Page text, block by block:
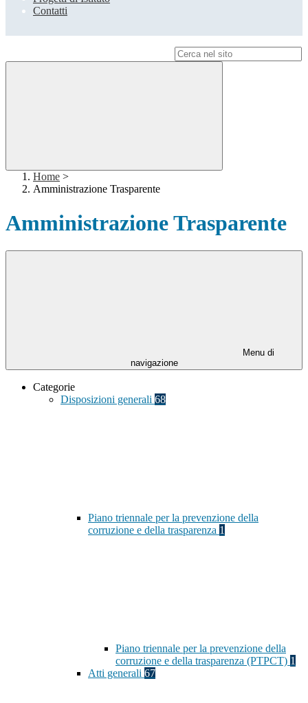
Contatti
Home >
Amministrazione Trasparente
Amministrazione Trasparente
Menu di
navigazione
Categorie
Disposizioni generali 68
Piano triennale per la prevenzione della
corruzione e della trasparenza 1
Piano triennale per la prevenzione della
corruzione e della trasparenza (PTPCT) 1
Atti generali 67